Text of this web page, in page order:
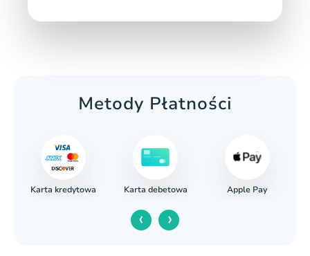
Metody Płatności
Karta kredytowa Karta debetowa Apple Pay
‹ ›